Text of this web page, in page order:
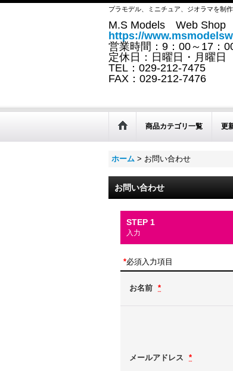
プラモデル、ミニチュア、ジオラマを制
M.S Models Web Shop
https://
営業時間：9：00～17：
定休日：日曜日・月曜日
TEL：029-212-7475
FAX：029-212-7476
商品カテゴリ一覧 更
ホーム > お問い合わせ
お問い合わせ
STEP 1
入力
*必須入力項目
お名前 *
メールアドレス *